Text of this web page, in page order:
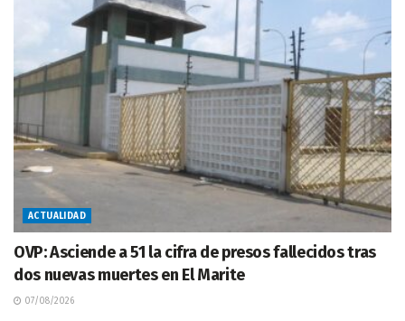
ACTUALIDAD
OVP: Asciende a 51 la cifra de presos fallecidos tras
dos nuevas muertes en El Marite
07/08/2026